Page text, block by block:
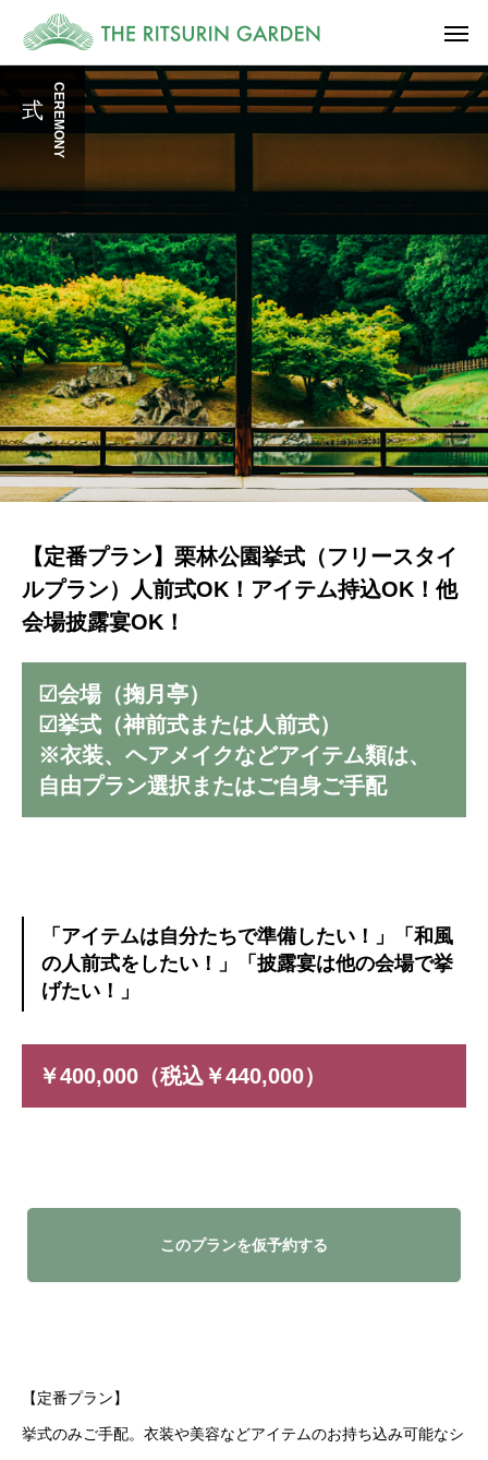
CEREMONY
【定番プラン】栗林公園挙式（フリースタイ
ルプラン）人前式OK！アイテム持込OK！他
会場披露宴OK！
☑会場（掬月亭）
☑挙式（神前式または人前式）
※衣装、ヘアメイクなどアイテム類は、
自由プラン選択またはご自身ご手配
「アイテムは自分たちで準備したい！」「和風
の人前式をしたい！」「披露宴は他の会場で挙
げたい！」
￥400,000（税込￥440,000）
このプランを仮予約する
【定番プラン】
挙式のみご手配。衣装や美容などアイテムのお持ち込み可能なシ